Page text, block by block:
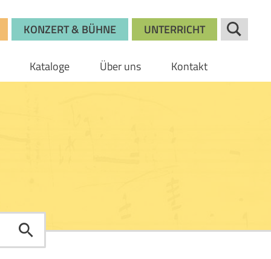
KONZERT & BÜHNE UNTERRICHT
Kataloge Über uns Kontakt